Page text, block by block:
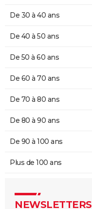
De 30 à 40 ans
De 40 à 50 ans
De 50 à 60 ans
De 60 à 70 ans
De 70 à 80 ans
De 80 à 90 ans
De 90 à 100 ans
Plus de 100 ans
NEWSLETTERS